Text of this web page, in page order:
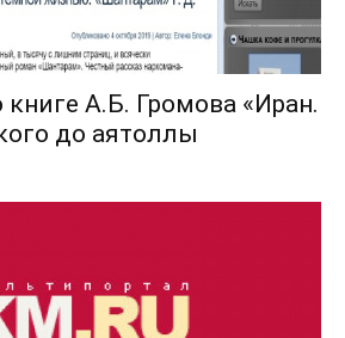
книге А.Б. Громова «Иран.
до аятоллы